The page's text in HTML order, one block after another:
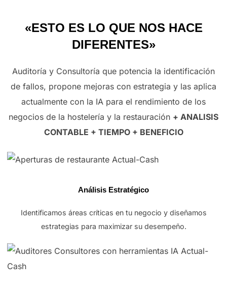
«ESTO ES LO QUE NOS HACE
DIFERENTES»
Auditoría y Consultoría que potencia la identificación
de fallos, propone mejoras con estrategia y las aplica
actualmente con la IA para el rendimiento de los
negocios de la hostelería y la restauración + ANALISIS
CONTABLE + TIEMPO + BENEFICIO
Análisis Estratégico
Identificamos áreas críticas en tu negocio y diseñamos
estrategias para maximizar su desempeño.